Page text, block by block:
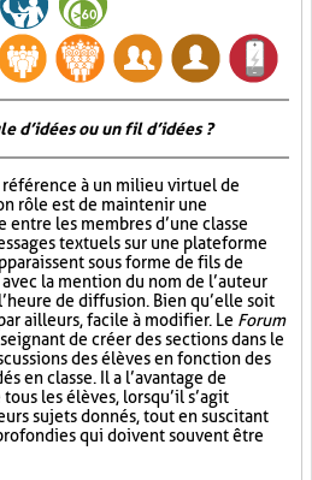
d’idées ou un fil d’idées ?
à un milieu virtuel de
rôle est de maintenir une
entre les membres d’une classe
textuels sur une plateforme
sous forme de fils de
la mention du nom de l’auteur
de diffusion. Bien qu’elle soit
ailleurs, facile à modifier. Le Forum
de créer des sections dans le
des élèves en fonction des
en classe. Il a l’avantage de
les élèves, lorsqu’il s’agit
sujets donnés, tout en suscitant
qui doivent souvent être